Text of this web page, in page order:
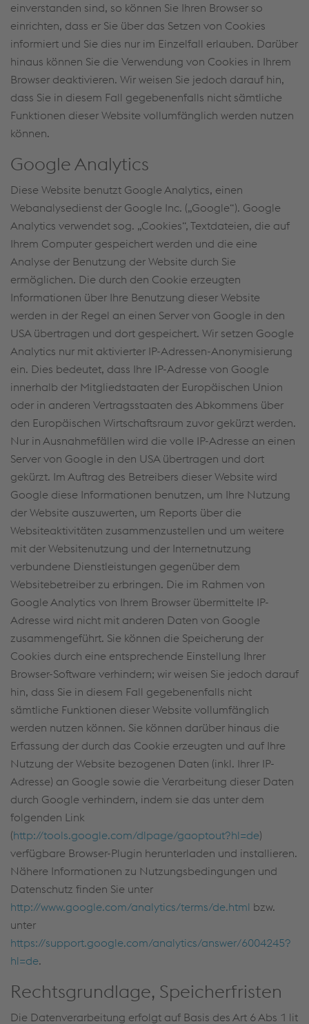
einverstanden sind, so können Sie Ihren Browser so
einrichten, dass er Sie über das Setzen von Cookies
informiert und Sie dies nur im Einzelfall erlauben. Darüber
hinaus können Sie die Verwendung von Cookies in Ihrem
Browser deaktivieren. Wir weisen Sie jedoch darauf hin,
dass Sie in diesem Fall gegebenenfalls nicht sämtliche
Funktionen dieser Website vollumfänglich werden nutzen
können.
Google Analytics
Diese Website benutzt Google Analytics, einen
Webanalysedienst der Google Inc. („Google“). Google
Analytics verwendet sog. „Cookies“, Textdateien, die auf
Ihrem Computer gespeichert werden und die eine
Analyse der Benutzung der Website durch Sie
ermöglichen. Die durch den Cookie erzeugten
Informationen über Ihre Benutzung dieser Website
werden in der Regel an einen Server von Google in den
USA übertragen und dort gespeichert. Wir setzen Google
Analytics nur mit aktivierter IP-Adressen-Anonymisierung
ein. Dies bedeutet, dass Ihre IP-Adresse von Google
innerhalb der Mitgliedstaaten der Europäischen Union
oder in anderen Vertragsstaaten des Abkommens über
den Europäischen Wirtschaftsraum zuvor gekürzt werden.
Nur in Ausnahmefällen wird die volle IP-Adresse an einen
Server von Google in den USA übertragen und dort
gekürzt. Im Auftrag des Betreibers dieser Website wird
Google diese Informationen benutzen, um Ihre Nutzung
der Website auszuwerten, um Reports über die
Websiteaktivitäten zusammenzustellen und um weitere
mit der Websitenutzung und der Internetnutzung
verbundene Dienstleistungen gegenüber dem
Websitebetreiber zu erbringen. Die im Rahmen von
Google Analytics von Ihrem Browser übermittelte IP-
Adresse wird nicht mit anderen Daten von Google
zusammengeführt. Sie können die Speicherung der
Cookies durch eine entsprechende Einstellung Ihrer
Browser-Software verhindern; wir weisen Sie jedoch darauf
hin, dass Sie in diesem Fall gegebenenfalls nicht
sämtliche Funktionen dieser Website vollumfänglich
werden nutzen können. Sie können darüber hinaus die
Erfassung der durch das Cookie erzeugten und auf Ihre
Nutzung der Website bezogenen Daten (inkl. Ihrer IP-
Adresse) an Google sowie die Verarbeitung dieser Daten
durch Google verhindern, indem sie das unter dem
folgenden Link
(http://tools.google.com/dlpage/gaoptout?hl=de)
verfügbare Browser-Plugin herunterladen und installieren.
Nähere Informationen zu Nutzungsbedingungen und
Datenschutz finden Sie unter
http://www.google.com/analytics/terms/de.html bzw.
unter
https://support.google.com/analytics/answer/6004245?
hl=de.
Rechtsgrundlage, Speicherfristen
Die Datenverarbeitung erfolgt auf Basis des Art 6 Abs 1 lit